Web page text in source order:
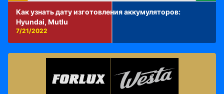
Как узнать дату изготовления аккумуляторов:
Hyundai, Mutlu
7/21/2022